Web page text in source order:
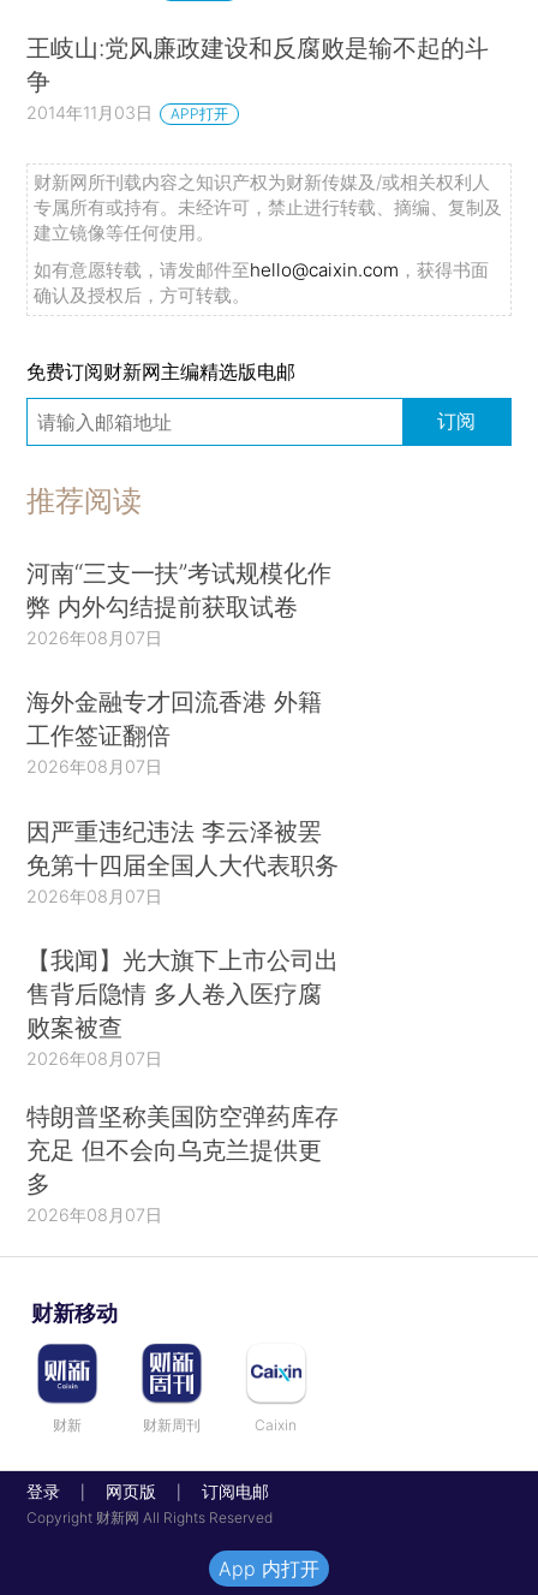
王岐山:党风廉政建设和反腐败是输不起的斗
争
2014年11月03日 APP打开
财新网所刊载内容之知识产权为财新传媒及/或相关权利人
专属所有或持有。未经许可，禁止进行转载、摘编、复制及
建立镜像等任何使用。
如有意愿转载，请发邮件至hello@caixin.com ，获得书面
确认及授权后，方可转载。
免费订阅财新网主编精选版电邮
订阅
推荐阅读
河南“三支一扶”考试规模化作
弊 内外勾结提前获取试卷
2026年08月07日
海外金融专才回流香港 外籍
工作签证翻倍
2026年08月07日
因严重违纪违法 李云泽被罢
免第十四届全国人大代表职务
2026年08月07日
【我闻】光大旗下上市公司出
售背后隐情 多人卷入医疗腐
败案被查
2026年08月07日
特朗普坚称美国防空弹药库存
充足 但不会向乌克兰提供更
多
2026年08月07日
财新移动
财新 财新周刊 Caixin
登录 网页版 订阅电邮
Copyright 财新网 All Rights Reserved
App 内打开